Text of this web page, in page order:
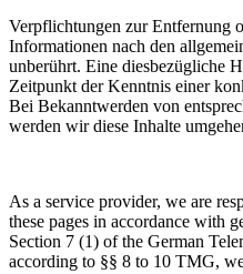
Verpflichtungen zur Entfernung
Informationen nach den
unberührt. Eine diesbezügliche
Zeitpunkt der Kenntnis einer
Bei Bekanntwerden von
werden wir diese Inhalte
As a service provider, we are
these pages in accordance with
Section 7 (1) of the German
according to §§ 8 to 10 TMG,